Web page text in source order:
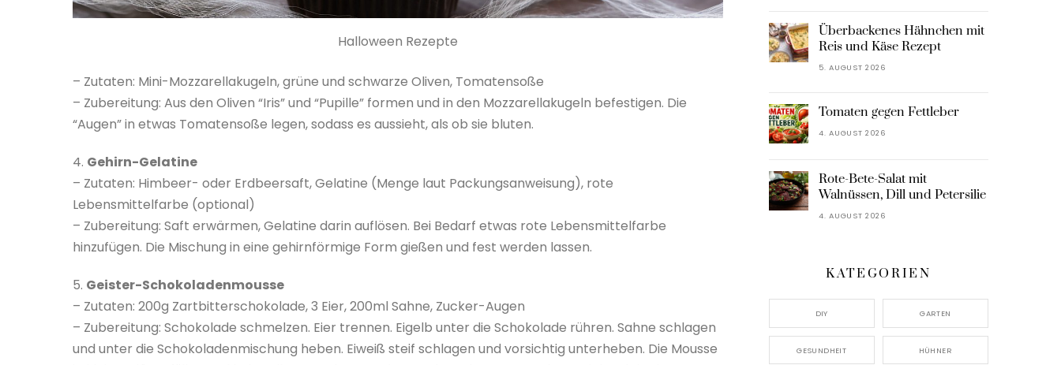
Halloween Rezepte
– Zutaten: Mini-Mozzarellakugeln, grüne und schwarze Oliven, Tomatensoße
– Zubereitung: Aus den Oliven “Iris” und “Pupille” formen und in den Mozzarellakugeln befestigen. Die
“Augen” in etwas Tomatensoße legen, sodass es aussieht, als ob sie bluten.
4. Gehirn-Gelatine
– Zutaten: Himbeer- oder Erdbeersaft, Gelatine (Menge laut Packungsanweisung), rote
Lebensmittelfarbe (optional)
– Zubereitung: Saft erwärmen, Gelatine darin auflösen. Bei Bedarf etwas rote Lebensmittelfarbe
hinzufügen. Die Mischung in eine gehirnförmige Form gießen und fest werden lassen.
5. Geister-Schokoladenmousse
– Zutaten: 200g Zartbitterschokolade, 3 Eier, 200ml Sahne, Zucker-Augen
– Zubereitung: Schokolade schmelzen. Eier trennen. Eigelb unter die Schokolade rühren. Sahne schlagen
und unter die Schokoladenmischung heben. Eiweiß steif schlagen und vorsichtig unterheben. Die Mousse
Überbackenes Hähnchen mit
Reis und Käse Rezept
5. AUGUST 2026
Tomaten gegen Fettleber
4. AUGUST 2026
Rote-Bete-Salat mit
Walnüssen, Dill und Petersilie
4. AUGUST 2026
KATEGORIEN
DIY GARTEN
GESUNDHEIT HÜHNER